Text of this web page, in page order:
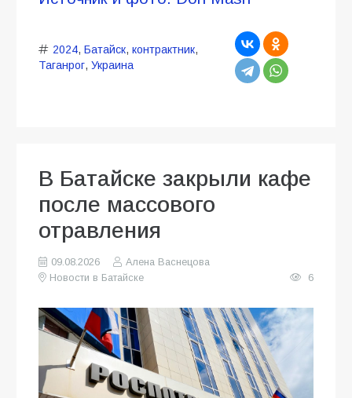
2024, Батайск, контрактник,
Таганрог, Украина
В Батайске закрыли кафе
после массового
отравления
09.08.2026
Алена Васнецова
Новости в Батайске
6